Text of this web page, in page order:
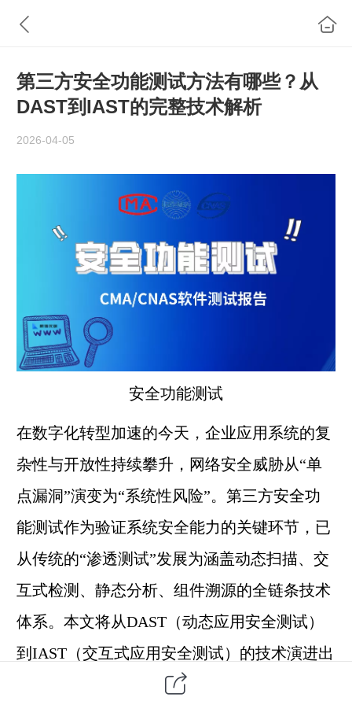
第三方安全功能测试方法有哪些？从
DAST到IAST的完整技术解析
2026-04-05
安全功能测试
在数字化转型加速的今天，企业应用系统的复
杂性与开放性持续攀升，网络安全威胁从“单
点漏洞”演变为“系统性风险”。 第三方安全功
能测试作为验证系统安全能力的关键环节，已
从传统的“渗透测试”发展为涵盖动态扫描、交
互式检测、静态分析、组件溯源的全链条技术
体系。本文将从DAST（动态应用安全测试）
到IAST（交互式应用安全测试）的技术演进出
发，系统解析主流测试方法的原理、优势与局